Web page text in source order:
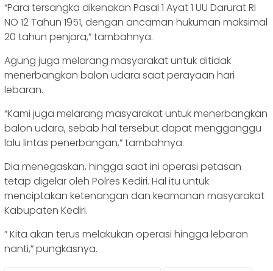
“Para tersangka dikenakan Pasal 1 Ayat 1 UU Darurat RI
NO 12 Tahun 1951, dengan ancaman hukuman maksimal
20 tahun penjara,” tambahnya.
Agung juga melarang masyarakat untuk ditidak
menerbangkan balon udara saat perayaan hari
lebaran.
“Kami juga melarang masyarakat untuk menerbangkan
balon udara, sebab hal tersebut dapat mengganggu
lalu lintas penerbangan,” tambahnya.
Dia menegaskan, hingga saat ini operasi petasan
tetap digelar oleh Polres Kediri. Hal itu untuk
menciptakan ketenangan dan keamanan masyarakat
Kabupaten Kediri.
” Kita akan terus melakukan operasi hingga lebaran
nanti,” pungkasnya.